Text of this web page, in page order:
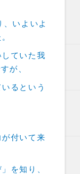
いよいよ
ていた我
が、
るという
付いて来
を知り、